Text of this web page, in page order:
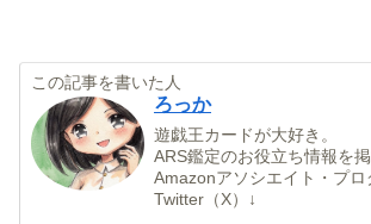
この記事を書いた人
ろっか
遊戯王カードが大好き。
ARS鑑定のお役立ち情報を掲
Amazonアソシエイト・プ
Twitter（X）↓